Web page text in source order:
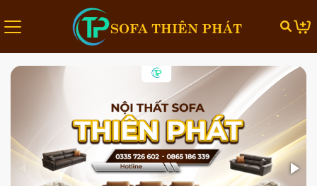
SOFA THIÊN PHÁT